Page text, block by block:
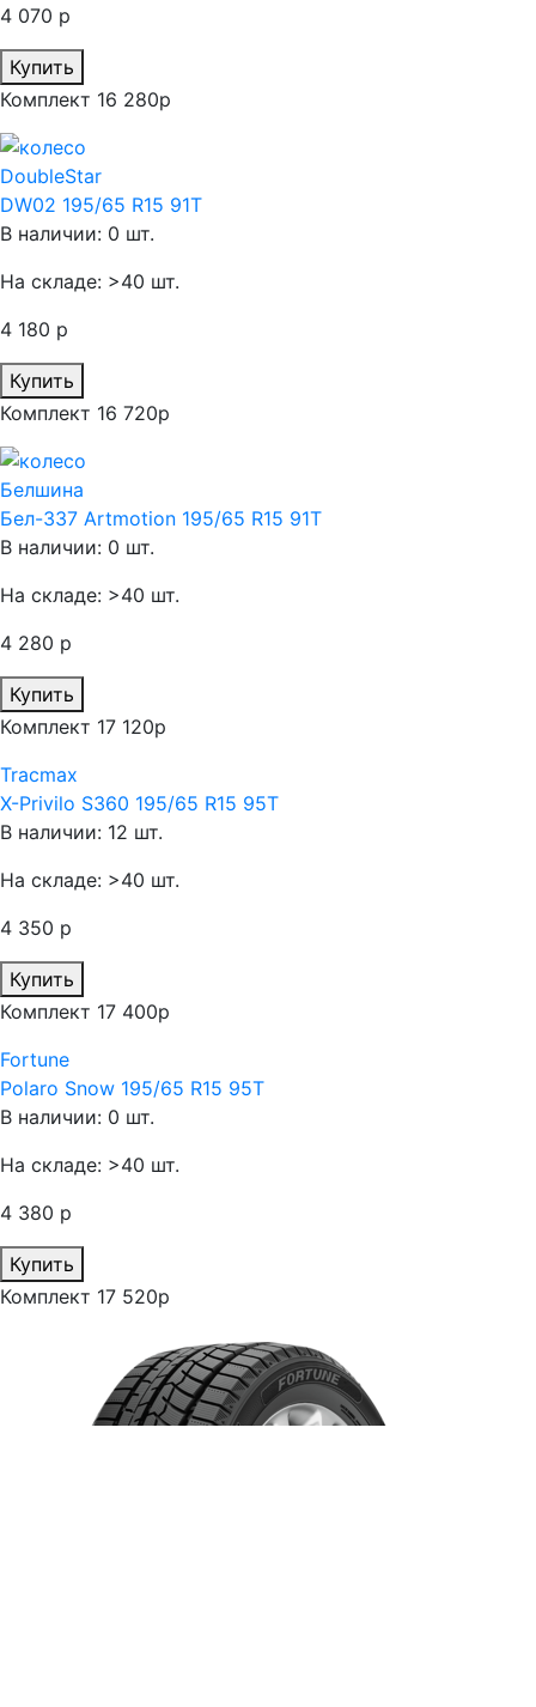
4 070 р
Купить
Комплект 16 280р
DoubleStar
DW02 195/65 R15 91T
В наличии: 0 шт.
На складе: >40 шт.
4 180 р
Купить
Комплект 16 720р
Белшина
Бел-337 Artmotion 195/65 R15 91T
В наличии: 0 шт.
На складе: >40 шт.
4 280 р
Купить
Комплект 17 120р
Tracmax
X-Privilo S360 195/65 R15 95T
В наличии: 12 шт.
На складе: >40 шт.
4 350 р
Купить
Комплект 17 400р
Fortune
Polaro Snow 195/65 R15 95T
В наличии: 0 шт.
На складе: >40 шт.
4 380 р
Купить
Комплект 17 520р